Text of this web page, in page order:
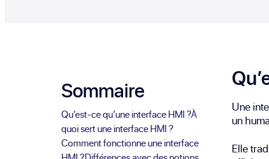
Sommaire
Qu’est-ce qu’une interface HMI ?À
quoi sert une interface HMI ?
Comment fonctionne une interface
Une
un
Elle